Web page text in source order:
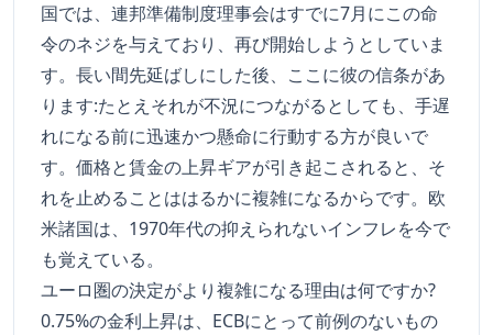
国では、連邦準備制度理事会はすでに7月にこの命
令のネジを与えており、再び開始しようとしていま
す。長い間先延ばしにした後、ここに彼の信条があ
ります:たとえそれが不況につながるとしても、手遅
れになる前に迅速かつ懸命に行動する方が良いで
す。価格と賃金の上昇ギアが引き起こされると、そ
れを止めることははるかに複雑になるからです。欧
米諸国は、1970年代の抑えられないインフレを今で
も覚えている。
ユーロ圏の決定がより複雑になる理由は何ですか?
0.75%の金利上昇は、ECBにとって前例のないもの